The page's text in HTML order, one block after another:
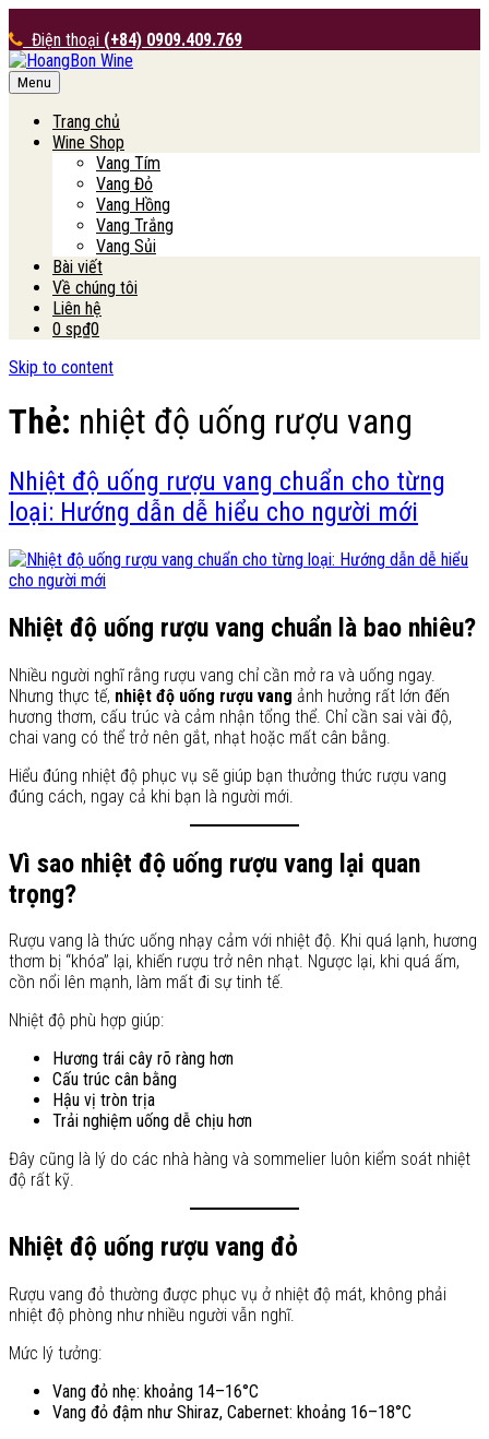
Điện thoại (+84) 0909.409.769
HoangBon Wine
Menu
Trang chủ
Wine Shop
Vang Tím
Vang Đỏ
Vang Hồng
Vang Trắng
Vang Sủi
Bài viết
Về chúng tôi
Liên hệ
0 sp₫0
Skip to content
Thẻ: nhiệt độ uống rượu vang
Nhiệt độ uống rượu vang chuẩn cho từng
loại: Hướng dẫn dễ hiểu cho người mới
Nhiệt độ uống rượu vang chuẩn là bao nhiêu?
Nhiều người nghĩ rằng rượu vang chỉ cần mở ra và uống ngay.
Nhưng thực tế, nhiệt độ uống rượu vang ảnh hưởng rất lớn đến
hương thơm, cấu trúc và cảm nhận tổng thể. Chỉ cần sai vài độ,
chai vang có thể trở nên gắt, nhạt hoặc mất cân bằng.
Hiểu đúng nhiệt độ phục vụ sẽ giúp bạn thưởng thức rượu vang
đúng cách, ngay cả khi bạn là người mới.
Vì sao nhiệt độ uống rượu vang lại quan
trọng?
Rượu vang là thức uống nhạy cảm với nhiệt độ. Khi quá lạnh, hương
thơm bị “khóa” lại, khiến rượu trở nên nhạt. Ngược lại, khi quá ấm,
cồn nổi lên mạnh, làm mất đi sự tinh tế.
Nhiệt độ phù hợp giúp:
Hương trái cây rõ ràng hơn
Cấu trúc cân bằng
Hậu vị tròn trịa
Trải nghiệm uống dễ chịu hơn
Đây cũng là lý do các nhà hàng và sommelier luôn kiểm soát nhiệt
độ rất kỹ.
Nhiệt độ uống rượu vang đỏ
Rượu vang đỏ thường được phục vụ ở nhiệt độ mát, không phải
nhiệt độ phòng như nhiều người vẫn nghĩ.
Mức lý tưởng:
Vang đỏ nhẹ: khoảng 14–16°C
Vang đỏ đậm như Shiraz, Cabernet: khoảng 16–18°C